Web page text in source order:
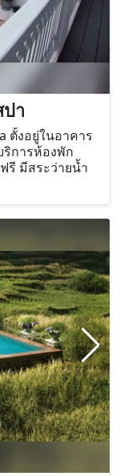
า
ตั้งอยู่ในอาคาร
ริการห้องพัก
รี มีสระว่ายน้ำ